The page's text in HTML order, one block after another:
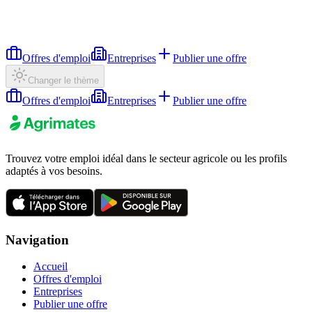
Offres d'emploi Entreprises Publier une offre
Changer le thème
Offres d'emploi Entreprises Publier une offre
Trouvez votre emploi idéal dans le secteur agricole ou les profils
adaptés à vos besoins.
Navigation
Accueil
Offres d'emploi
Entreprises
Publier une offre